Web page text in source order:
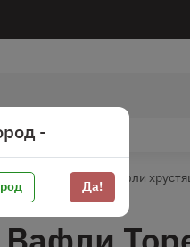
Пряники Вафли
-
Да!